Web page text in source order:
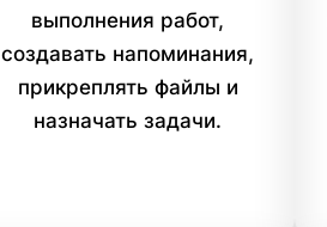
выполнения работ,
создавать напоминания,
прикреплять файлы и
назначать задачи.